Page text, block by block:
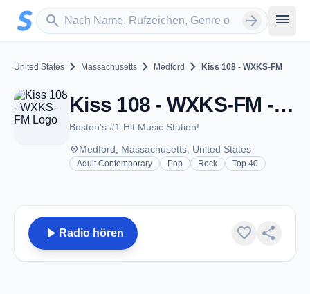
Zum Hauptinhalt springen
search
Sender suchen arrow_forward menu
United States chevron_right Massachusetts chevron_right Medford chevron_right Kiss 108 - WXKS-FM
Kiss 108 - WXKS-FM - FM 107.9 - Medford, MA
Boston's #1 Hit Music Station!
placeMedford, Massachusetts, United States
Adult Contemporary Pop Rock Top 40
play_arrow Radio hören favorite share